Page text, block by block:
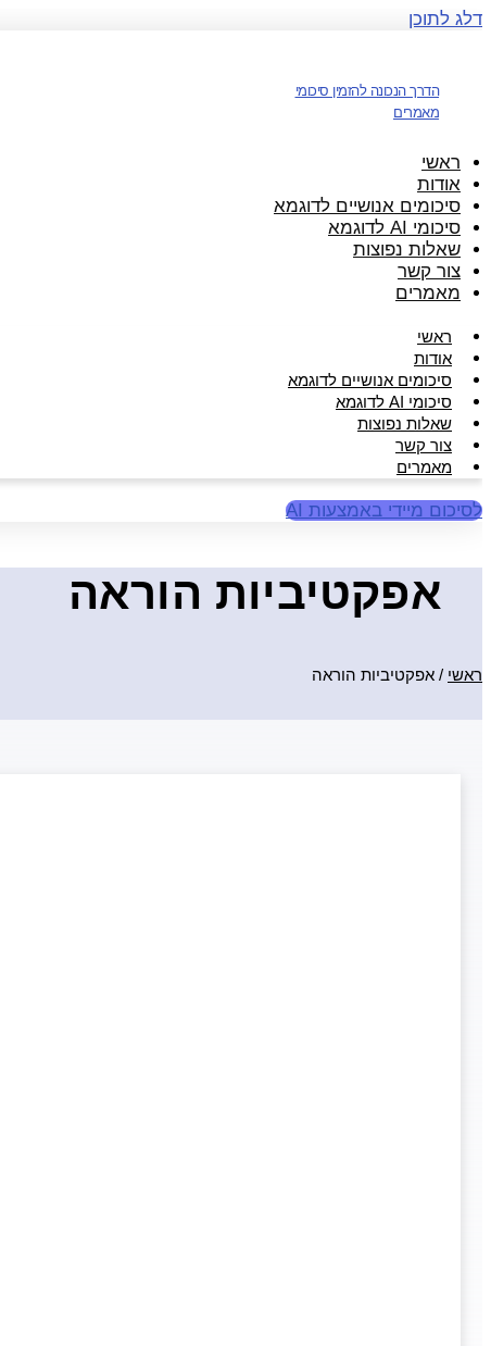
דלג לתוכן
הדרך הנכונה להזמין סיכומי
מאמרים
ראשי
אודות
סיכומים אנושיים לדוגמא
סיכומי AI לדוגמא
שאלות נפוצות
צור קשר
מאמרים
ראשי
אודות
סיכומים אנושיים לדוגמא
סיכומי AI לדוגמא
שאלות נפוצות
צור קשר
מאמרים
לסיכום מיידי באמצעות AI
אפקטיביות הוראה
ראשי / אפקטיביות הוראה